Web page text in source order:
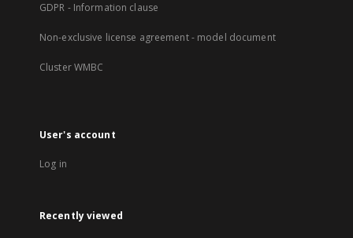
GDPR - Information clause
Non-exclusive license agreement - model document
Cluster WMBC
User's account
Log in
Recently viewed